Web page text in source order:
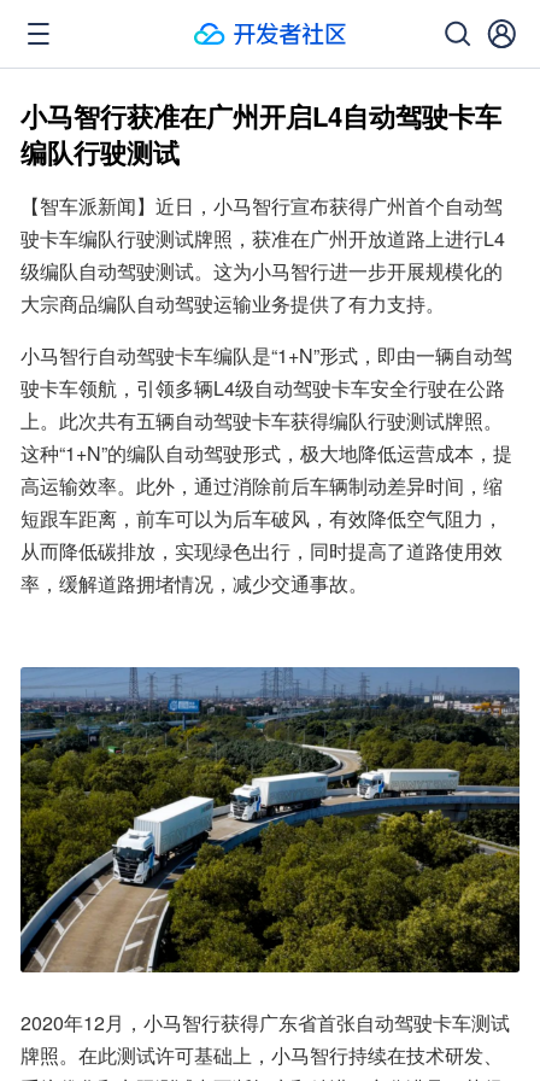
小马智行获准在广州开启L4自动驾驶卡车
编队行驶测试
【智车派新闻】近日，小马智行宣布获得广州首个自动驾
驶卡车编队行驶测试牌照，获准在广州开放道路上进行L4
级编队自动驾驶测试。这为小马智行进一步开展规模化的
大宗商品编队自动驾驶运输业务提供了有力支持。
小马智行自动驾驶卡车编队是“1+N”形式，即由一辆自动驾
驶卡车领航，引领多辆L4级自动驾驶卡车安全行驶在公路
上。此次共有五辆自动驾驶卡车获得编队行驶测试牌照。
这种“1+N”的编队自动驾驶形式，极大地降低运营成本，提
高运输效率。此外，通过消除前后车辆制动差异时间，缩
短跟车距离，前车可以为后车破风，有效降低空气阻力，
从而降低碳排放，实现绿色出行，同时提高了道路使用效
率，缓解道路拥堵情况，减少交通事故。
2020年12月，小马智行获得广东省首张自动驾驶卡车测试
牌照。在此测试许可基础上，小马智行持续在技术研发、